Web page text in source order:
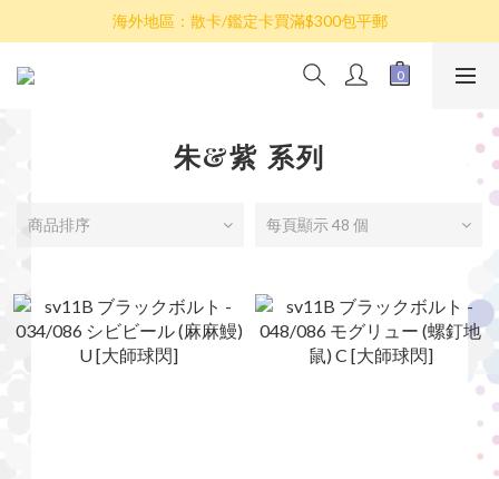
散卡買滿$100包平郵，全部產品買滿$800包順豐(香港境內)
海外地區：散卡/鑑定卡買滿$300包平郵
澳門/台灣/新加坡/馬來西亞/韓國可選擇以順豐到付發貨
朱&紫 系列
商品排序 每頁顯示 48 個